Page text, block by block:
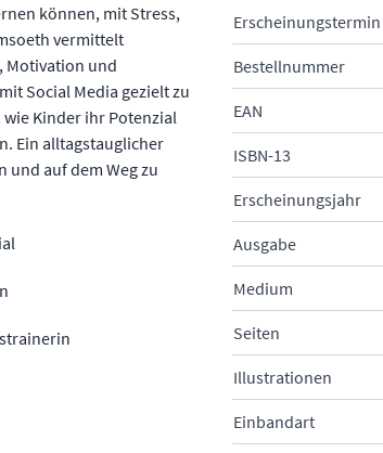
können, mit Stress,
vermittelt
Motivation und
Social Media gezielt zu
Kinder ihr Potenzial
Ein alltagstauglicher
und auf dem Weg zu
Erscheinungstermin
Bestellnummer
EAN
ISBN-13
Erscheinungsjahr
Ausgabe
Medium
Seiten
Illustrationen
Einbandart